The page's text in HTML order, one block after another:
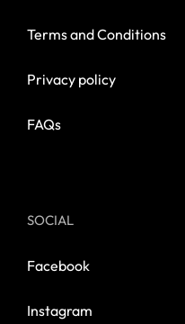
Terms and Conditions
Privacy policy
FAQs
SOCIAL
Facebook
Instagram